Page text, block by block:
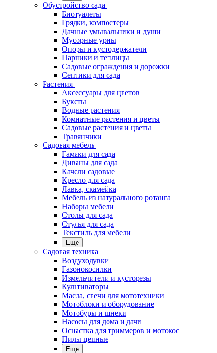
Обустройство сада
Биотуалеты
Грядки, компостеры
Дачные умывальники и души
Мусорные урны
Опоры и кустодержатели
Парники и теплицы
Садовые ограждения и дорожки
Септики для сада
Растения
Аксессуары для цветов
Букеты
Водные растения
Комнатные растения и цветы
Садовые растения и цветы
Травянчики
Садовая мебель
Гамаки для сада
Диваны для сада
Качели садовые
Кресло для сада
Лавка, скамейка
Мебель из натурального ротанга
Наборы мебели
Столы для сада
Стулья для сада
Текстиль для мебели
Еще
Садовая техника
Воздуходувки
Газонокосилки
Измельчители и кусторезы
Культиваторы
Масла, свечи для мототехники
Мотоблоки и оборудование
Мотобуры и шнеки
Насосы для дома и дачи
Оснастка для триммеров и мотокос
Пилы цепные
Еще